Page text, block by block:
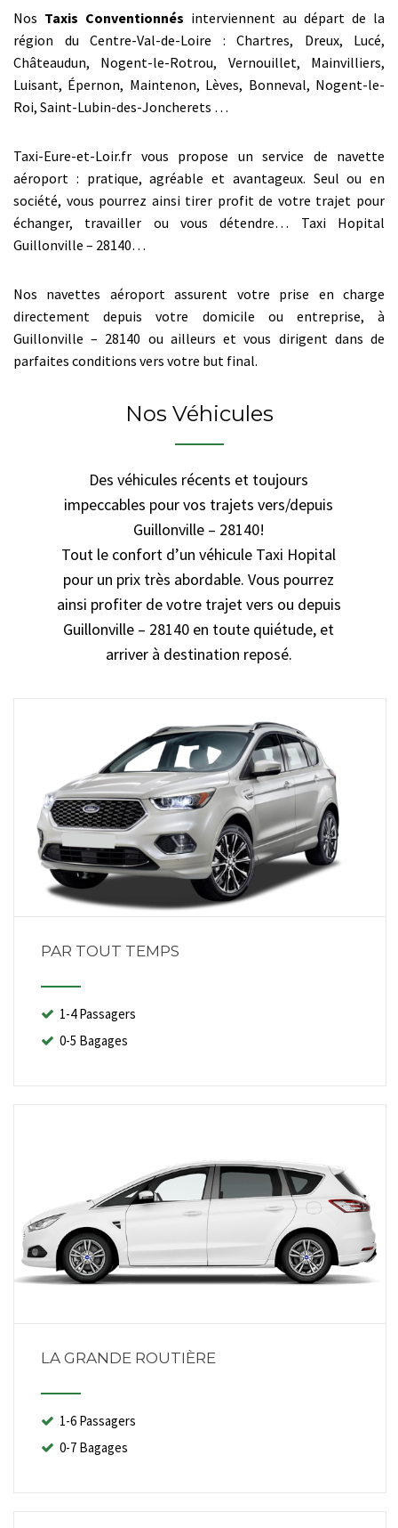
Nos Taxis Conventionnés interviennent au départ de la
région du Centre-Val-de-Loire : Chartres, Dreux, Lucé,
Châteaudun, Nogent-le-Rotrou, Vernouillet, Mainvilliers,
Luisant, Épernon, Maintenon, Lèves, Bonneval, Nogent-le-
Roi, Saint-Lubin-des-Joncherets …
Taxi-Eure-et-Loir.fr vous propose un service de navette
aéroport : pratique, agréable et avantageux. Seul ou en
société, vous pourrez ainsi tirer profit de votre trajet pour
échanger, travailler ou vous détendre… Taxi Hopital
Guillonville – 28140…
Nos navettes aéroport assurent votre prise en charge
directement depuis votre domicile ou entreprise, à
Guillonville – 28140 ou ailleurs et vous dirigent dans de
parfaites conditions vers votre but final.
Nos Véhicules
Des véhicules récents et toujours
impeccables pour vos trajets vers/depuis
Guillonville – 28140!
Tout le confort d’un véhicule Taxi Hopital
pour un prix très abordable. Vous pourrez
ainsi profiter de votre trajet vers ou depuis
Guillonville – 28140 en toute quiétude, et
arriver à destination reposé.
PAR TOUT TEMPS
1-4 Passagers
0-5 Bagages
LA GRANDE ROUTIÈRE
1-6 Passagers
0-7 Bagages